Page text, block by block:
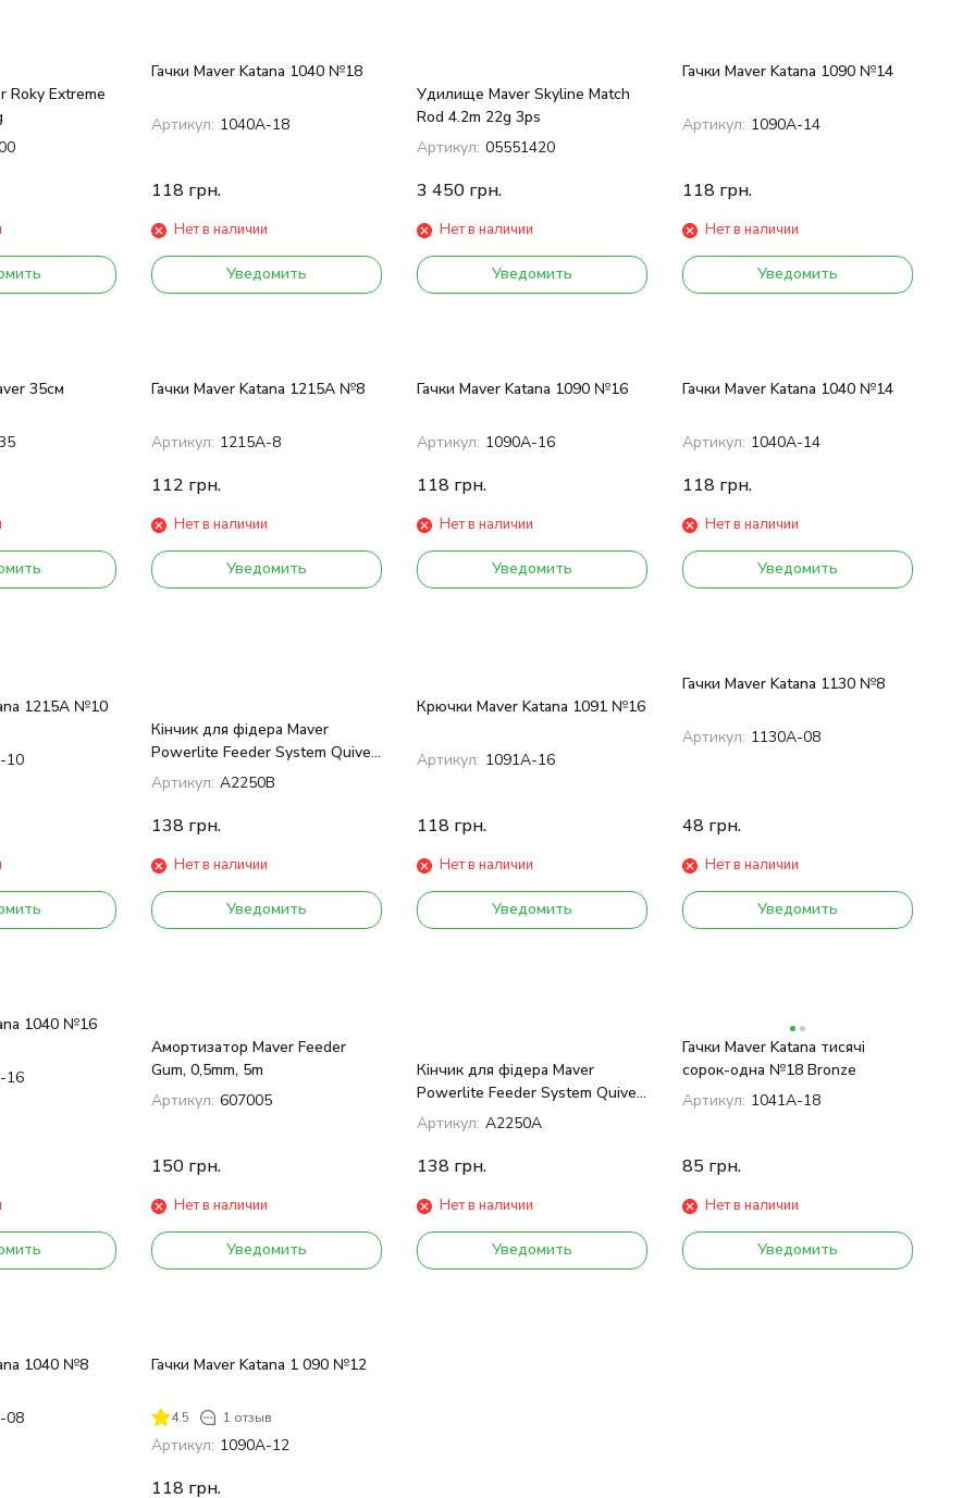
Roky Extreme
Гачки Maver Katana 1040 №18
Артикул: 1040А-18
118 грн.
Нет в наличии
Уведомить
Удилище Maver Skyline Match
Rod 4.2m 22g 3ps
Артикул: 05551420
3 450 грн.
Нет в наличии
Уведомить
Гачки Maver Katana 1090 №14
Артикул: 1090А-14
118 грн.
Нет в наличии
Уведомить
35см Гачки Maver Katana 1215А №8
Артикул: 1215А-8
112 грн.
Нет в наличии
Уведомить
Гачки Maver Katana 1090 №16
Артикул: 1090А-16
118 грн.
Нет в наличии
Уведомить
Гачки Maver Katana 1040 №14
Артикул: 1040А-14
118 грн.
Нет в наличии
Уведомить
1215А №10
10
Кінчик для фідера Maver
Powerlite Feeder System Quiver
No.2 діам. 2,2mm
Артикул: A2250B
138 грн.
Нет в наличии
Уведомить
Крючки Maver Katana 1091 №16
Артикул: 1091А-16
118 грн.
Нет в наличии
Уведомить
Гачки Maver Katana 1130 №8
Артикул: 1130А-08
48 грн.
Нет в наличии
Уведомить
1040 №16
16
Амортизатор Maver Feeder
Gum, 0,5mm, 5m
Артикул: 607005
150 грн.
Нет в наличии
Уведомить
Кінчик для фідера Maver
Powerlite Feeder System Quiver
No.1 діам. 2,2mm
Артикул: A2250A
138 грн.
Нет в наличии
Уведомить
Гачки Maver Katana тисячі
сорок-одна №18 Bronze
Артикул: 1041А-18
85 грн.
Нет в наличии
Уведомить
1040 №8
08
Гачки Maver Katana 1 090 №12
4.5 1 отзыв
Артикул: 1090А-12
118 грн.